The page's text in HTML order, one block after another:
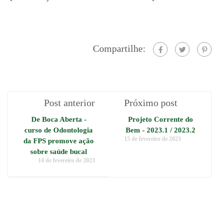
Compartilhe:
Post anterior
De Boca Aberta -
curso de Odontologia
da FPS promove ação
sobre saúde bucal
14 de fevereiro de 2023
Próximo post
Projeto Corrente do
Bem - 2023.1 / 2023.2
15 de fevereiro de 2023